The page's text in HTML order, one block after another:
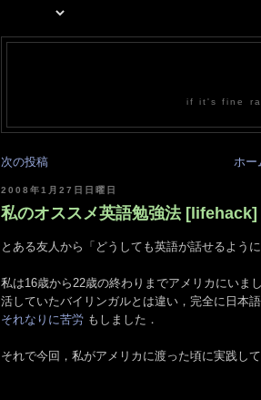
if it's fine
次の投稿 ホー
2008年1月27日日曜日
私のオススメ英語勉強法 [lifehack]
とある友人から「どうしても英語が話せるよう
私は16歳から22歳の終わりまでアメリカにいま
活していたバイリンガルとは違い，完全に日本
それなりに苦労 もしました．
それで今回，私がアメリカに渡った頃に実践し